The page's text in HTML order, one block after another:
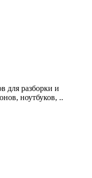
для разборки и
ноутбуков, ..